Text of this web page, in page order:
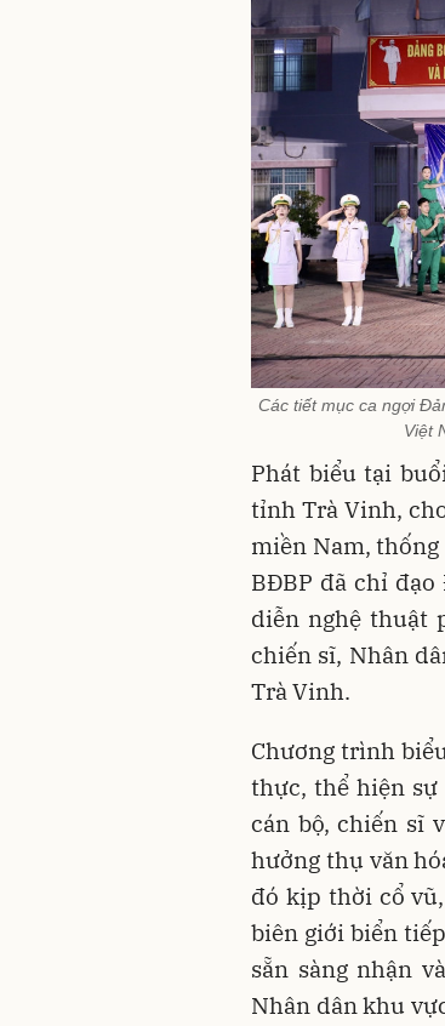
Các tiết mục ca ngợi
Việt
Phát biểu tại
tỉnh Trà Vinh,
miền Nam,
BĐBP đã chỉ
diễn nghệ thuật
chiến sĩ, Nhân
Trà Vinh.
Chương trình
thực, thể hiện sự
cán bộ, chiến sĩ
hưởng thụ văn
đó kịp thời cổ
biên giới biển
sẵn sàng nhận
Nhân dân khu